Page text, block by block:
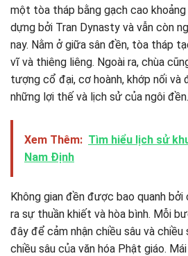
một tòa tháp bằng gạch cao
dựng bởi Tran Dynasty và vẫn còn
nay. Nằm ở giữa sân đền, tòa tháp
vĩ và thiêng liêng. Ngoài ra, chùa
tượng cổ đại, cơ hoành, khớp nối và
những lợi thế và lịch sử của ngôi đền.
Xem Thêm: Tìm hiểu lịch sử
Nam Định
Không gian đền được bao quanh
ra sự thuần khiết và hòa bình. Mỗi
đây để cảm nhận chiều sâu và chiều
chiều sâu của văn hóa Phật giáo.